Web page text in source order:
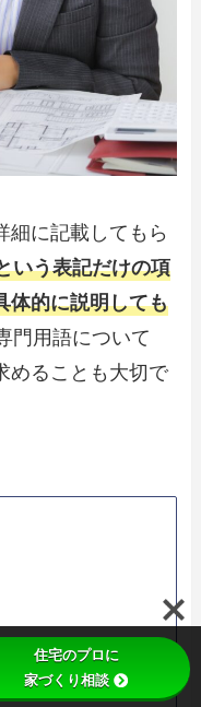
細に記載してもら
いう表記だけの項
体的に説明しても
門用語について
めることも大切で
住宅のプロに
家づくり相談